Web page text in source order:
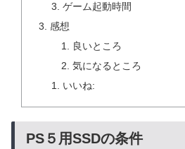
ゲーム起動時間
感想
良いところ
気になるところ
いいね:
PS５用SSDの条件